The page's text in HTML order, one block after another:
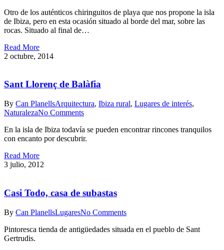
Otro de los auténticos chiringuitos de playa que nos propone la isla
de Ibiza, pero en esta ocasión situado al borde del mar, sobre las
rocas. Situado al final de…
Read More
2 octubre, 2014
Sant Llorenç de Balàfia
By Can PlanellsArquitectura, Ibiza rural, Lugares de interés,
NaturalezaNo Comments
En la isla de Ibiza todavía se pueden encontrar rincones tranquilos
con encanto por descubrir.
Read More
3 julio, 2012
Casi Todo, casa de subastas
By Can PlanellsLugaresNo Comments
Pintoresca tienda de antigüedades situada en el pueblo de Sant
Gertrudis.